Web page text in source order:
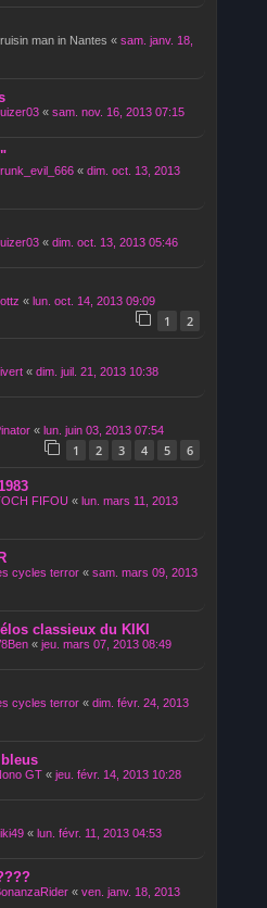
man in Nantes « sam. janv. 18,
« sam. nov. 16, 2013 07:15
« dim. oct. 13, 2013
« dim. oct. 13, 2013 05:46
« lun. oct. 14, 2013 09:09
1 2
« dim. juil. 21, 2013 10:38
« lun. juin 03, 2013 07:54
1 2 3 4 5 6
FIFOU « lun. mars 11, 2013
cycles terror « sam. mars 09, 2013
classieux du KIKI
« jeu. mars 07, 2013 08:49
cycles terror « dim. févr. 24, 2013
GT « jeu. févr. 14, 2013 10:28
« lun. févr. 11, 2013 04:53
« ven. janv. 18, 2013